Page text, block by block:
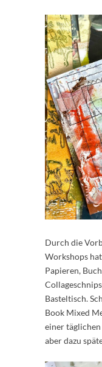
Durch die
Workshops
Papieren,
Basteltisch.
Book Mixed
einer
aber dazu